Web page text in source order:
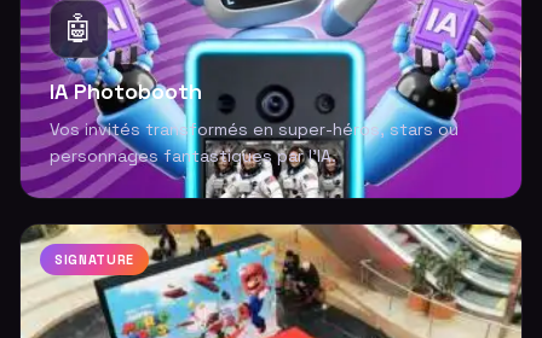
🤖
IA Photobooth
Vos invités transformés en super-héros, stars ou
personnages fantastiques par l'IA.
SIGNATURE